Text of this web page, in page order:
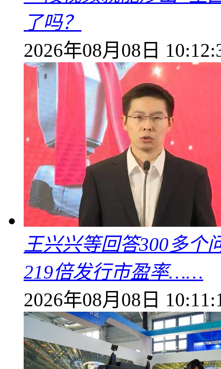
了吗？
2026年08月08日
王兴兴等回答300多个
219倍发行市盈率……
2026年08月08日